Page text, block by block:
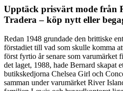
Upptäck prisvärt mode från
Tradera – köp nytt eller
Redan 1948 grundade den brittiske
förstadiet till vad som skulle komma
först fyrtio år senare som varumärket
det laget, 1988, hade Bernard skapat
butikskedjorna Chelsea Girl och
samman under varumärket River